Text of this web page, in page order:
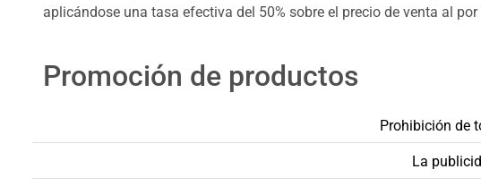
aplicándose una tasa efectiva del 50% sobre el precio de venta al por
Promoción de productos
Prohibición de
La